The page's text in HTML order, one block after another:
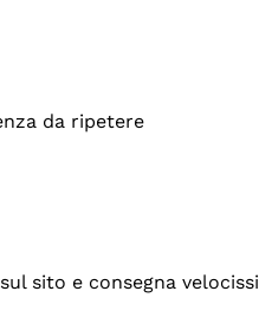
da ripetere
sito e consegna